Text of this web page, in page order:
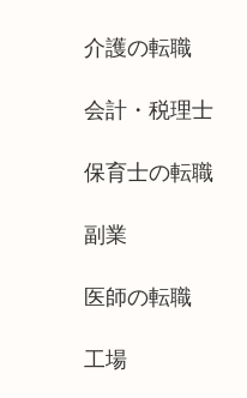
介護の転職
会計・税理士
保育士の転職
副業
医師の転職
工場